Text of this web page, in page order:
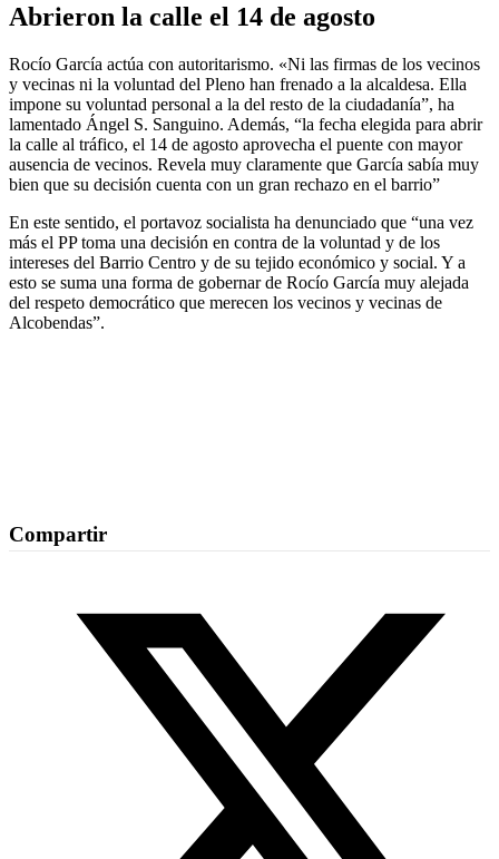
Abrieron la calle el 14 de agosto
Rocío García actúa con autoritarismo. «Ni las firmas de los vecinos
y vecinas ni la voluntad del Pleno han frenado a la alcaldesa. Ella
impone su voluntad personal a la del resto de la ciudadanía”, ha
lamentado Ángel S. Sanguino. Además, “la fecha elegida para abrir
la calle al tráfico, el 14 de agosto aprovecha el puente con mayor
ausencia de vecinos. Revela muy claramente que García sabía muy
bien que su decisión cuenta con un gran rechazo en el barrio”
En este sentido, el portavoz socialista ha denunciado que “una vez
más el PP toma una decisión en contra de la voluntad y de los
intereses del Barrio Centro y de su tejido económico y social. Y a
esto se suma una forma de gobernar de Rocío García muy alejada
del respeto democrático que merecen los vecinos y vecinas de
Alcobendas”.
Compartir